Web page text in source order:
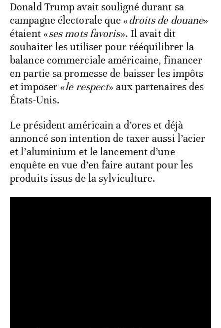
Donald Trump avait souligné durant sa
campagne électorale que «droits de douane»
étaient «ses mots favoris». Il avait dit
souhaiter les utiliser pour rééquilibrer la
balance commerciale américaine, financer
en partie sa promesse de baisser les impôts
et imposer «le respect» aux partenaires des
États-Unis.
Le président américain a d’ores et déjà
annoncé son intention de taxer aussi l’acier
et l’aluminium et le lancement d’une
enquête en vue d’en faire autant pour les
produits issus de la sylviculture.